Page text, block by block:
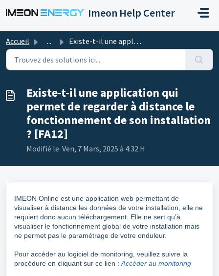
Imeon Help Center
Accueil ... Existe-t-il une application qui permet de regarder à dist...
Existe-t-il une application qui
permet de regarder à distance le
fonctionnement de son installation
? [FA12]
Modifié le Ven, 7 Mars, 2025 à 4:32 H
IMEON Online est une application web permettant de
visualiser à distance les données de votre installation, elle ne
requiert donc aucun téléchargement. Elle ne sert qu’à
visualiser le fonctionnement global de votre installation mais
ne permet pas le paramétrage de votre onduleur.
Pour accéder au logiciel de monitoring, veuillez suivre la
procédure en cliquant sur ce lien : Accéder au monitoring